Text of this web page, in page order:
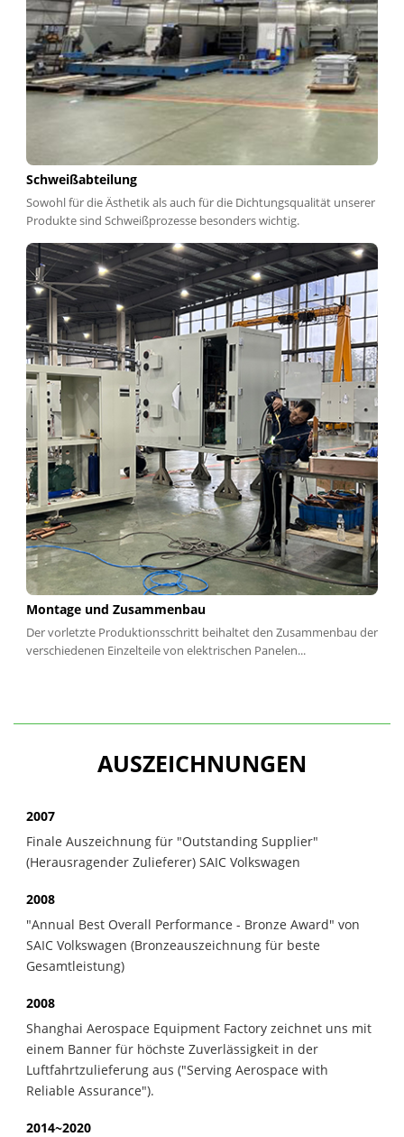
Schweißabteilung
Sowohl für die Ästhetik als auch für die Dichtungsqualität unserer
Produkte sind Schweißprozesse besonders wichtig.
Montage und Zusammenbau
Der vorletzte Produktionsschritt beihaltet den Zusammenbau der
verschiedenen Einzelteile von elektrischen Panelen...
AUSZEICHNUNGEN
2007
Finale Auszeichnung für "Outstanding Supplier"
(Herausragender Zulieferer) SAIC Volkswagen
2008
"Annual Best Overall Performance - Bronze Award" von
SAIC Volkswagen (Bronzeauszeichnung für beste
Gesamtleistung)
2008
Shanghai Aerospace Equipment Factory zeichnet uns mit
einem Banner für höchste Zuverlässigkeit in der
Luftfahrtzulieferung aus ("Serving Aerospace with
Reliable Assurance").
2014~2020